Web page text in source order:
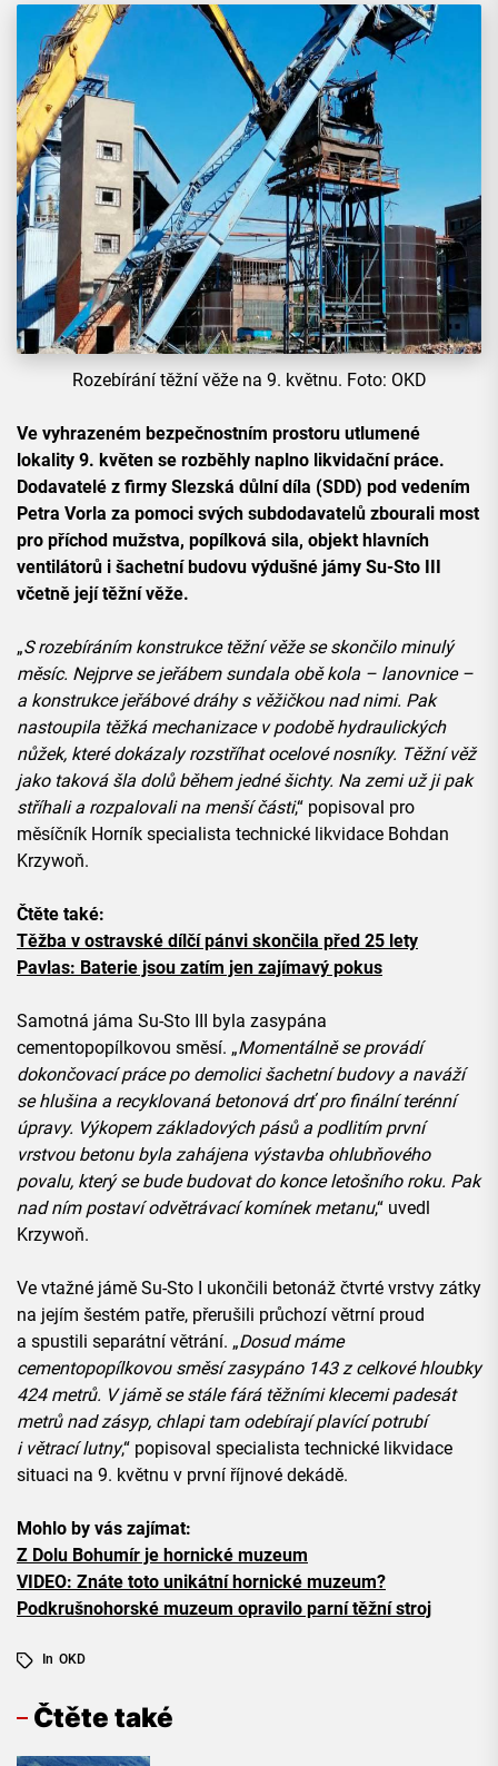
Rozebírání těžní věže na 9. květnu. Foto: OKD
Ve vyhrazeném bezpečnostním prostoru utlumené
lokality 9. květen se rozběhly naplno likvidační práce.
Dodavatelé z firmy Slezská důlní díla (SDD) pod vedením
Petra Vorla za pomoci svých subdodavatelů zbourali most
pro příchod mužstva, popílková sila, objekt hlavních
ventilátorů i šachetní budovu výdušné jámy Su-Sto III
včetně její těžní věže.
„S rozebíráním konstrukce těžní věže se skončilo minulý
měsíc. Nejprve se jeřábem sundala obě kola – lanovnice –
a konstrukce jeřábové dráhy s věžičkou nad nimi. Pak
nastoupila těžká mechanizace v podobě hydraulických
nůžek, které dokázaly rozstříhat ocelové nosníky. Těžní věž
jako taková šla dolů během jedné šichty. Na zemi už ji pak
stříhali a rozpalovali na menší části,“ popisoval pro
měsíčník Horník specialista technické likvidace Bohdan
Krzywoň.
Čtěte také:
Těžba v ostravské dílčí pánvi skončila před 25 lety
Pavlas: Baterie jsou zatím jen zajímavý pokus
Samotná jáma Su-Sto III byla zasypána
cementopopílkovou směsí. „Momentálně se provádí
dokončovací práce po demolici šachetní budovy a naváží
se hlušina a recyklovaná betonová drť pro finální terénní
úpravy. Výkopem základových pásů a podlitím první
vrstvou betonu byla zahájena výstavba ohlubňového
povalu, který se bude budovat do konce letošního roku. Pak
nad ním postaví odvětrávací komínek metanu,“ uvedl
Krzywoň.
Ve vtažné jámě Su-Sto I ukončili betonáž čtvrté vrstvy zátky
na jejím šestém patře, přerušili průchozí větrní proud
a spustili separátní větrání. „Dosud máme
cementopopílkovou směsí zasypáno 143 z celkové hloubky
424 metrů. V jámě se stále fárá těžními klecemi padesát
metrů nad zásyp, chlapi tam odebírají plavící potrubí
i větrací lutny,“ popisoval specialista technické likvidace
situaci na 9. květnu v první říjnové dekádě.
Mohlo by vás zajímat:
Z Dolu Bohumír je hornické muzeum
VIDEO: Znáte toto unikátní hornické muzeum?
Podkrušnohorské muzeum opravilo parní těžní stroj
In OKD
Čtěte také